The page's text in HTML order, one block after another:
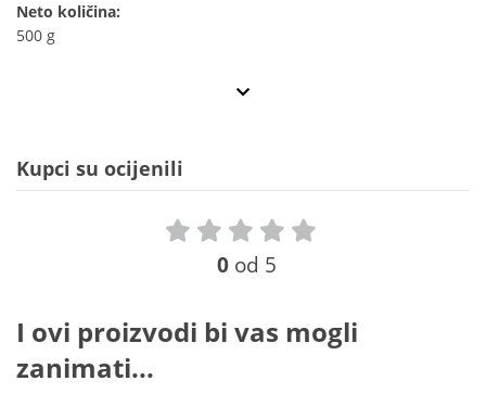
Neto količina:
500 g
Kupci su ocijenili
0 od 5
I ovi proizvodi bi vas mogli
zanimati...